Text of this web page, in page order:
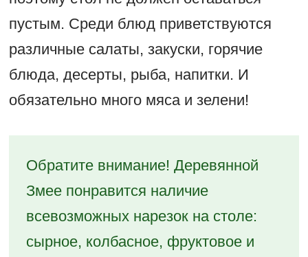
пустым. Среди блюд приветствуются
различные салаты, закуски, горячие
блюда, десерты, рыба, напитки. И
обязательно много мяса и зелени!
Обратите внимание! Деревянной
Змее понравится наличие
всевозможных нарезок на столе:
сырное, колбасное, фруктовое и